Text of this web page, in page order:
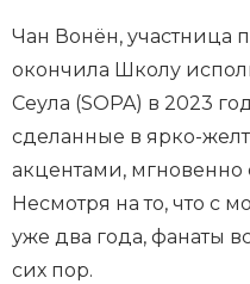
Чан Вонён, участница
окончила Школу
Сеула (SOPA) в 2023
сделанные в ярко-
акцентами,
Несмотря на то, что с
уже два года, фанаты
сих пор.